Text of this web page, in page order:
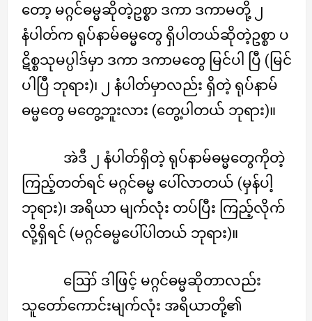
တော့ မဂ္ဂင်ဓမ္မဆိုတဲ့ဥစ္စာ ဒကာ ဒကာမတို့ ၂
နံပါတ်က ရုပ်နာမ်ဓမ္မတွေ ရှိပါတယ်ဆိုတဲ့ဥစ္စာ ပ
ဋိစ္စသုမပ္ပါဒ်မှာ ဒကာ ဒကာမတွေ မြင်ပါ ပြီ (မြင်
ပါပြီ ဘုရား)၊ ၂ နံပါတ်မှာလည်း ရှိတဲ့ ရုပ်နာမ်
ဓမ္မတွေ မတွေ့ဘူးလား (တွေ့ပါတယ် ဘုရား)။
အဲဒီ ၂ နံပါတ်ရှိတဲ့ ရုပ်နာမ်ဓမ္မတွေကိုတဲ့
ကြည့်တတ်ရင် မဂ္ဂင်ဓမ္မ ပေါ်လာတယ် (မှန်ပါ့
ဘုရား)၊ အရိယာ မျက်လုံး တပ်ပြီး ကြည့်လိုက်
လို့ရှိရင် (မဂ္ဂင်ဓမ္မပေါ်ပါတယ် ဘုရား)။
ဪ ဒါဖြင့် မဂ္ဂင်ဓမ္မဆိုတာလည်း
သူတော်ကောင်းမျက်လုံး အရိယာတို့၏